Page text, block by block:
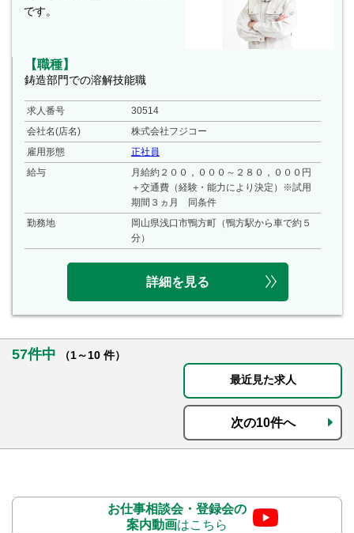
です。
【職種】
鋳造部門での溶解技能職
求人番号
30514
会社名(店名)
株式会社フジコー
雇用形態
正社員
給与
月給約２００，０００～２８０，０００円
＋交通費（経験・能力により決定）※試用
期間３ヵ月 同条件
勤務地
岡山県浅口市鴨方町（鴨方駅から車で約５
分）
詳細を見る
57件中
（1～10 件）
最近見た求人
次の10件へ
お仕事相談会・登録会の
案内動画はこちら